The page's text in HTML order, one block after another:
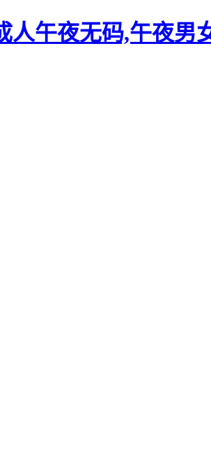
人午夜无码,午夜男